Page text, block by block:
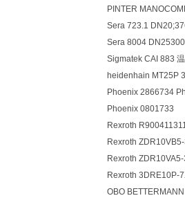
PINTER
Sera 723.1
Sera 8004
Sigmatek CAI 883
heidenhain MT25P
Phoenix 2866734
Phoenix 0801733
Rexroth
Rexroth
Rexroth
Rexroth 3DRE10P-
OBO